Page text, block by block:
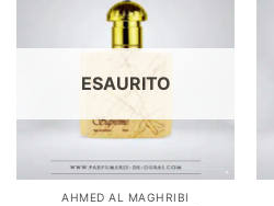
ESAURITO
AHMED AL MAGHRIBI